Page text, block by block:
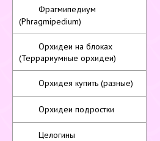
Фрагмипедиум
(Phragmipedium)
Орхидеи на блоках
(Террариумные орхидеи)
Орхидея купить (разные)
Орхидеи подростки
Целогины